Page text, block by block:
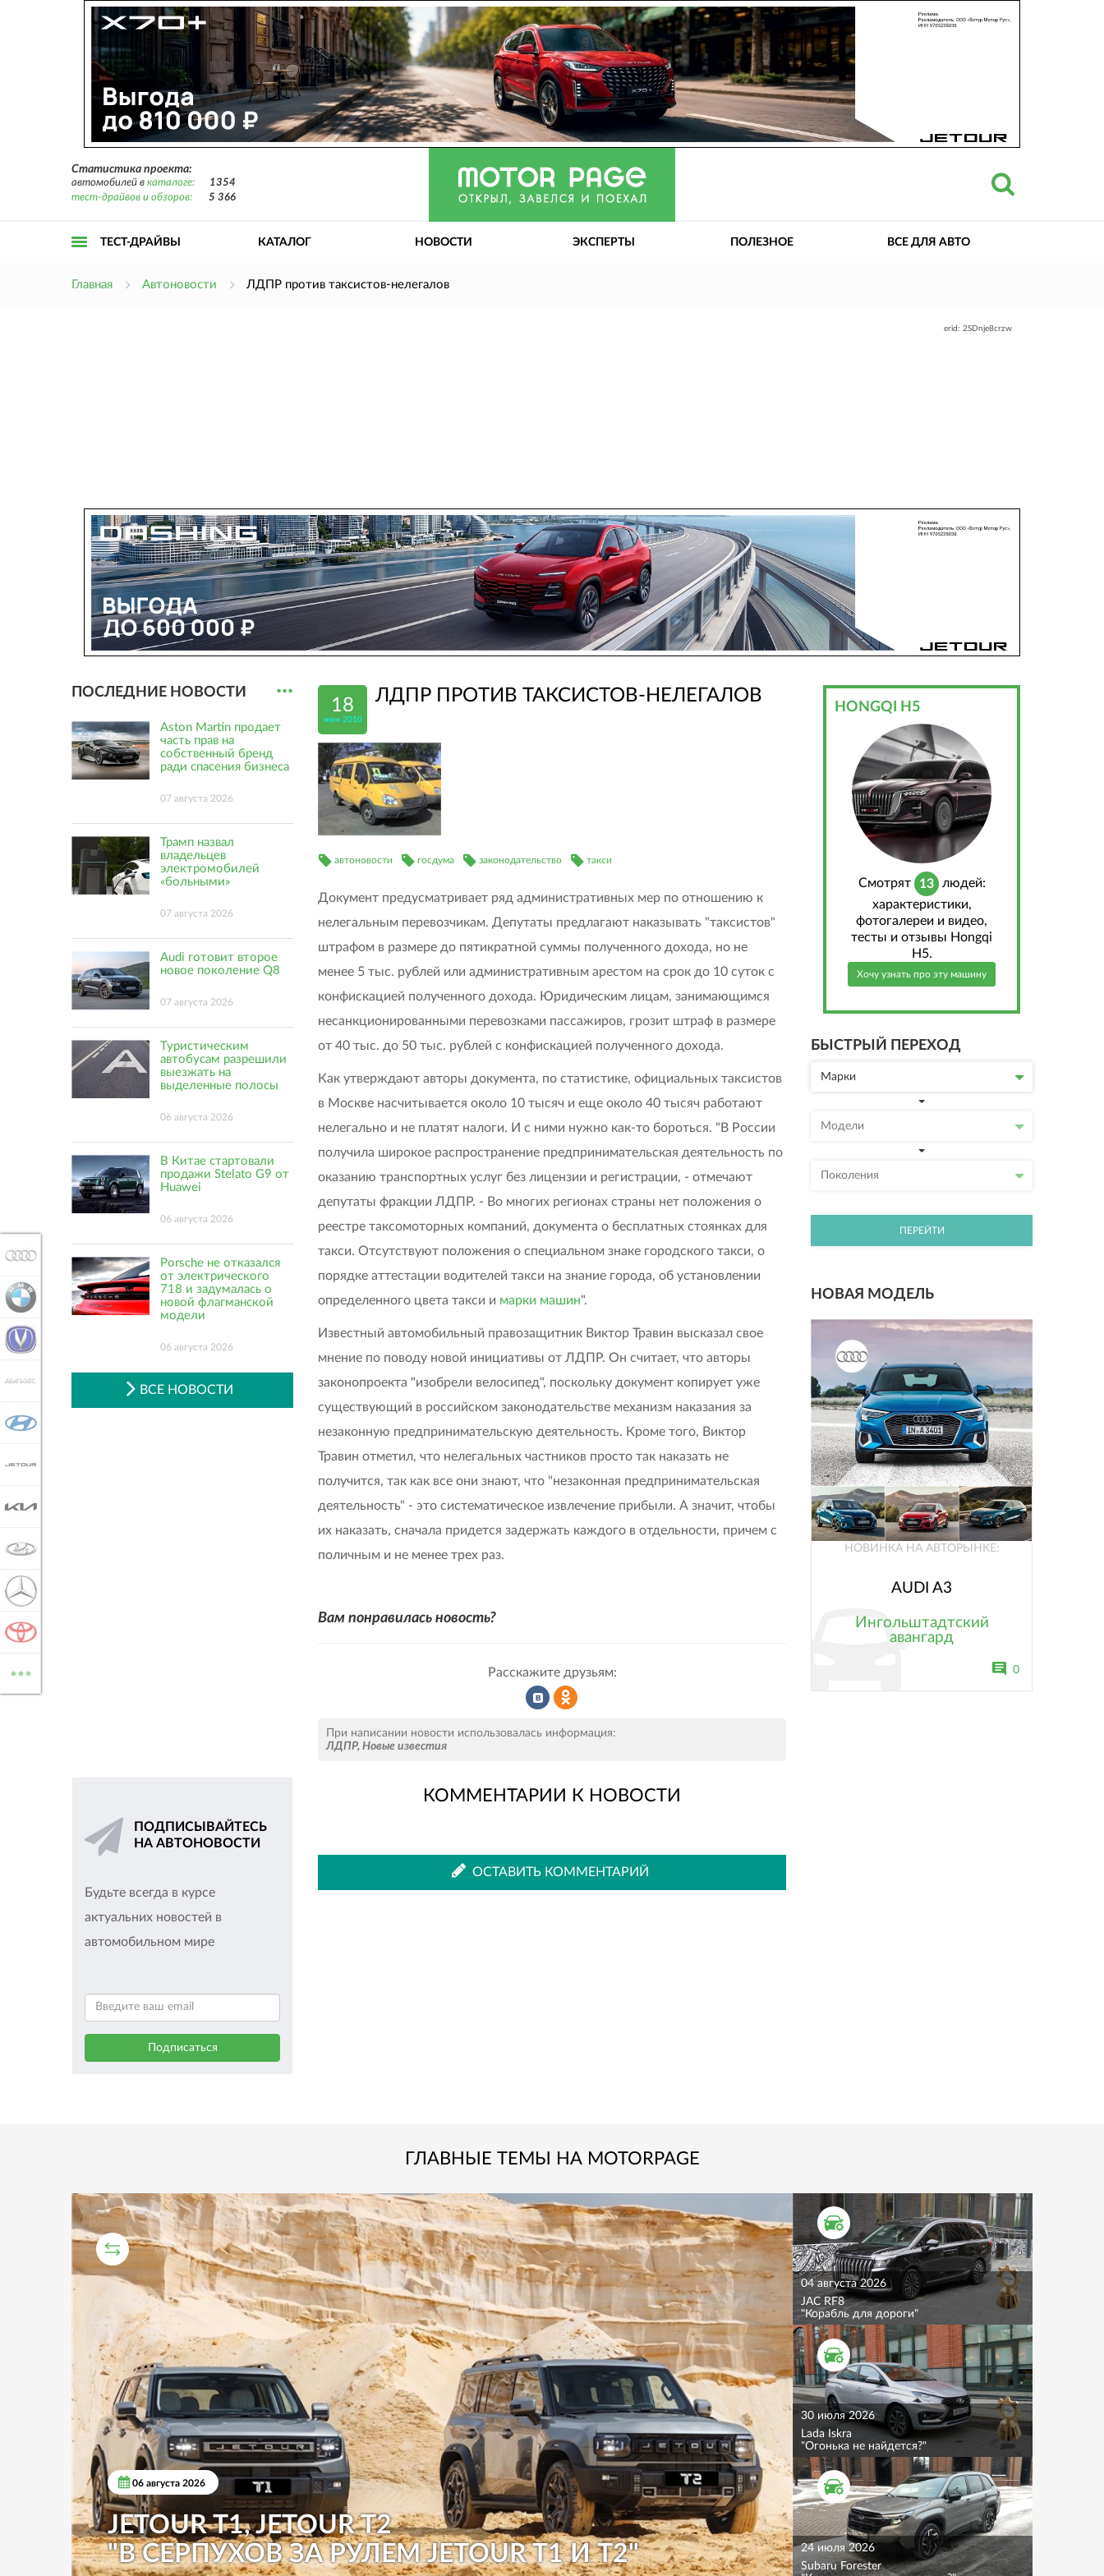
Статистика проекта:
автомобилей в каталоге:
1354
тест-драйвов и обзоров:
5 366
ТЕСТ-ДРАЙВЫ КАТАЛОГ НОВОСТИ ЭКСПЕРТЫ ПОЛЕЗНОЕ ВСЕ ДЛЯ АВТО
Главная Автоновости ЛДПР против таксистов-нелегалов
erid: 2SDnje8crzw
18
июн 2010
ЛДПР ПРОТИВ ТАКСИСТОВ-НЕЛЕГАЛОВ
автоновости госдума законодательство такси
Документ предусматривает ряд административных мер по отношению к
нелегальным перевозчикам. Депутаты предлагают наказывать "таксистов"
штрафом в размере до пятикратной суммы полученного дохода, но не
менее 5 тыс. рублей или административным арестом на срок до 10 суток с
конфискацией полученного дохода. Юридическим лицам, занимающимся
несанкционированными перевозками пассажиров, грозит штраф в размере
от 40 тыс. до 50 тыс. рублей с конфискацией полученного дохода.
Как утверждают авторы документа, по статистике, официальных таксистов
в Москве насчитывается около 10 тысяч и еще около 40 тысяч работают
нелегально и не платят налоги. И с ними нужно как-то бороться. "В России
получила широкое распространение предпринимательская деятельность по
оказанию транспортных услуг без лицензии и регистрации, - отмечают
депутаты фракции ЛДПР. - Во многих регионах страны нет положения о
реестре таксомоторных компаний, документа о бесплатных стоянках для
такси. Отсутствуют положения о специальном знаке городского такси, о
порядке аттестации водителей такси на знание города, об установлении
определенного цвета такси и марки машин".
Известный автомобильный правозащитник Виктор Травин высказал свое
мнение по поводу новой инициативы от ЛДПР. Он считает, что авторы
законопроекта "изобрели велосипед", поскольку документ копирует уже
существующий в российском законодательстве механизм наказания за
незаконную предпринимательскую деятельность. Кроме того, Виктор
Травин отметил, что нелегальных частников просто так наказать не
получится, так как все они знают, что "незаконная предпринимательская
деятельность" - это систематическое извлечение прибыли. А значит, чтобы
их наказать, сначала придется задержать каждого в отдельности, причем с
поличным и не менее трех раз.
Вам понравилась новость?
Расскажите друзьям:
во
ВКонтакте
Одноклассниках
При написании новости использовалась информация:
ЛДПР, Новые известия
КОММЕНТАРИИ К НОВОСТИ
ОСТАВИТЬ КОММЕНТАРИЙ
ПОСЛЕДНИЕ НОВОСТИ ...
Aston Martin продает
часть прав на
собственный бренд
ради спасения бизнеса
07 августа 2026
Трамп назвал
владельцев
электромобилей
«больными»
07 августа 2026
Audi готовит второе
новое поколение Q8
07 августа 2026
Туристическим
автобусам разрешили
выезжать на
выделенные полосы
06 августа 2026
В Китае стартовали
продажи Stelato G9 от
Huawei
06 августа 2026
Porsche не отказался
от электрического
718 и задумалась о
новой флагманской
модели
06 августа 2026
ВСЕ НОВОСТИ
ПОДПИСЫВАЙТЕСЬ
НА АВТОНОВОСТИ
Будьте всегда в курсе
актуальних новостей в
автомобильном мире
HONGQI H5
Cмотрят 13 людей:
характеристики,
фотогалереи и видео,
тесты и отзывы Hongqi
H5.
Хочу узнать про эту машину
БЫСТРЫЙ ПЕРЕХОД
Марки
Модели
Поколения
ПЕРЕЙТИ
НОВАЯ МОДЕЛЬ
НОВИНКА НА АВТОРЫНКЕ:
AUDI A3
Ингольштадтский
авангард
0
ГЛАВНЫЕ ТЕМЫ НА MOTORPAGE
СРАВНИТЕЛЬНЫЙ ТЕСТ
06 августа 2026
JETOUR T1, JETOUR T2
"В СЕРПУХОВ ЗА РУЛЕМ JETOUR T1 И T2"
ТЕСТ ДРАЙВ
04 августа 2026
JAC RF8
"Корабль для дороги"
ТЕСТ ДРАЙВ
30 июля 2026
Lada Iskra
"Огонька не найдется?"
ТЕСТ ДРАЙВ
24 июля 2026
Subaru Forester
AUDI
BMW
...